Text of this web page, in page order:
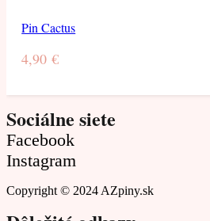
Pin Cactus
4,90€
Sociálne siete
Facebook
Instagram
Copyright © 2024 AZpiny.sk